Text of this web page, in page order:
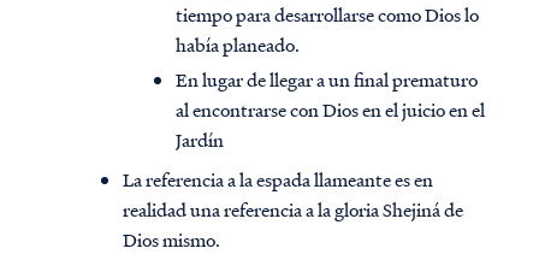
tiempo para desarrollarse como Dios lo
había planeado.
En lugar de llegar a un final prematuro
al encontrarse con Dios en el juicio en el
Jardín
La referencia a la espada llameante es en
realidad una referencia a la gloria Shejiná de
Dios mismo.